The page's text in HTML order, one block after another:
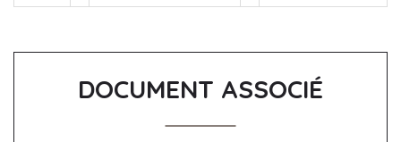
DOCUMENT ASSOCIÉ